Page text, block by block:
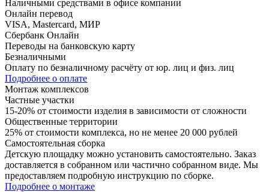
Наличными средствами в офисе компании
Онлайн перевод
VISA, Mastercard, МИР
Сбербанк Онлайн
Переводы на банковскую карту
Безналичными
Оплату по безналичному расчёту от юр. лиц и физ. лиц
Подробнее о оплате
Монтаж комплексов
Частные участки
15-20% от стоимости изделия в зависимости от сложности
Общественные территории
25% от стоимости комплекса, но не менее 20 000 рублей
Самостоятельная сборка
Детскую площадку можно установить самостоятельно. Заказ
доставляется в собранном или частично собранном виде. Мы
предоставляем подробную инструкцию по сборке.
Подробнее о монтаже